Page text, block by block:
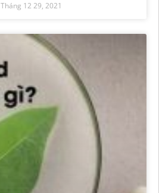
Tháng 12 29, 2021